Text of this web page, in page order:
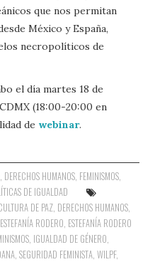
que nos permitan
México y España,
necropolíticos de
el día martes 18 de
(18:00-20:00 en
de webinar.
, DERECHOS HUMANOS, FEMINISMOS,
DE IGUALDAD
DE PAZ, DERECHOS HUMANOS,
ESTEFANÍA RODERO, ESTEFANÍA RODERO
, IGUALDAD DE GÉNERO,
,SEGURIDAD FEMINISTA,WILPF,